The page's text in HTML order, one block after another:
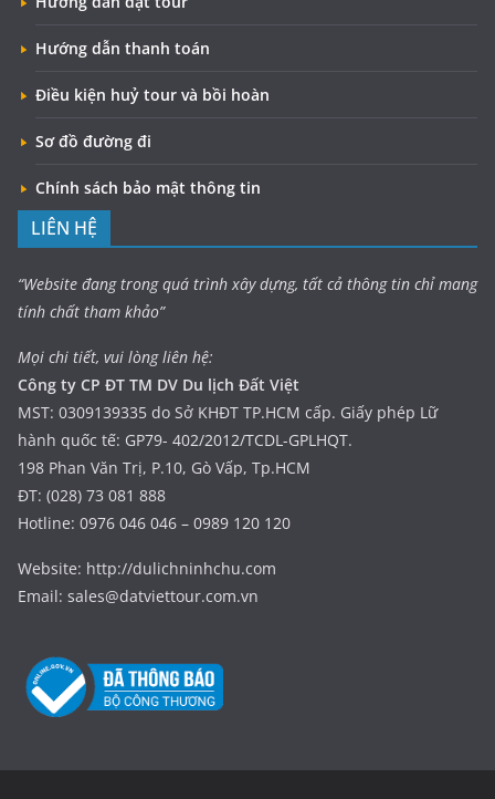
Hướng dẫn thanh toán
Điều kiện huỷ tour và bồi hoàn
Sơ đồ đường đi
Chính sách bảo mật thông tin
LIÊN HỆ
“Website đang trong quá trình xây dựng, tất cả thông tin chỉ mang
tính chất tham khảo”
Mọi chi tiết, vui lòng liên hệ:
Công ty CP ĐT TM DV Du lịch Đất Việt
MST: 0309139335 do Sở KHĐT TP.HCM cấp. Giấy phép Lữ
hành quốc tế: GP79- 402/2012/TCDL-GPLHQT.
198 Phan Văn Trị, P.10, Gò Vấp, Tp.HCM
ĐT: (028) 73 081 888
Hotline: 0976 046 046 – 0989 120 120
Website: http://dulichninhchu.com
Email: sales@datviettour.com.vn